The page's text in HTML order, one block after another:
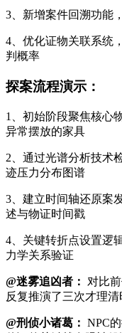
3、新增案件回溯功能
4、优化证物关联系统
判概率
探案流程演示：
1、初始阶段聚焦核心
异常摆放的家具
2、通过光谱分析技术
迹压力分布图谱
3、建立时间轴还原案
述与物证时间戳
4、关键转折点设置逻
力学关系验证
@迷雾追凶者：
对比
反复推演了三次才理
@刑侦小诸葛： NPC